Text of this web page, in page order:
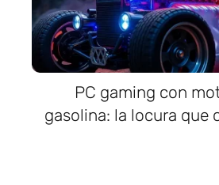
PC gaming con
gasolina: la locura que